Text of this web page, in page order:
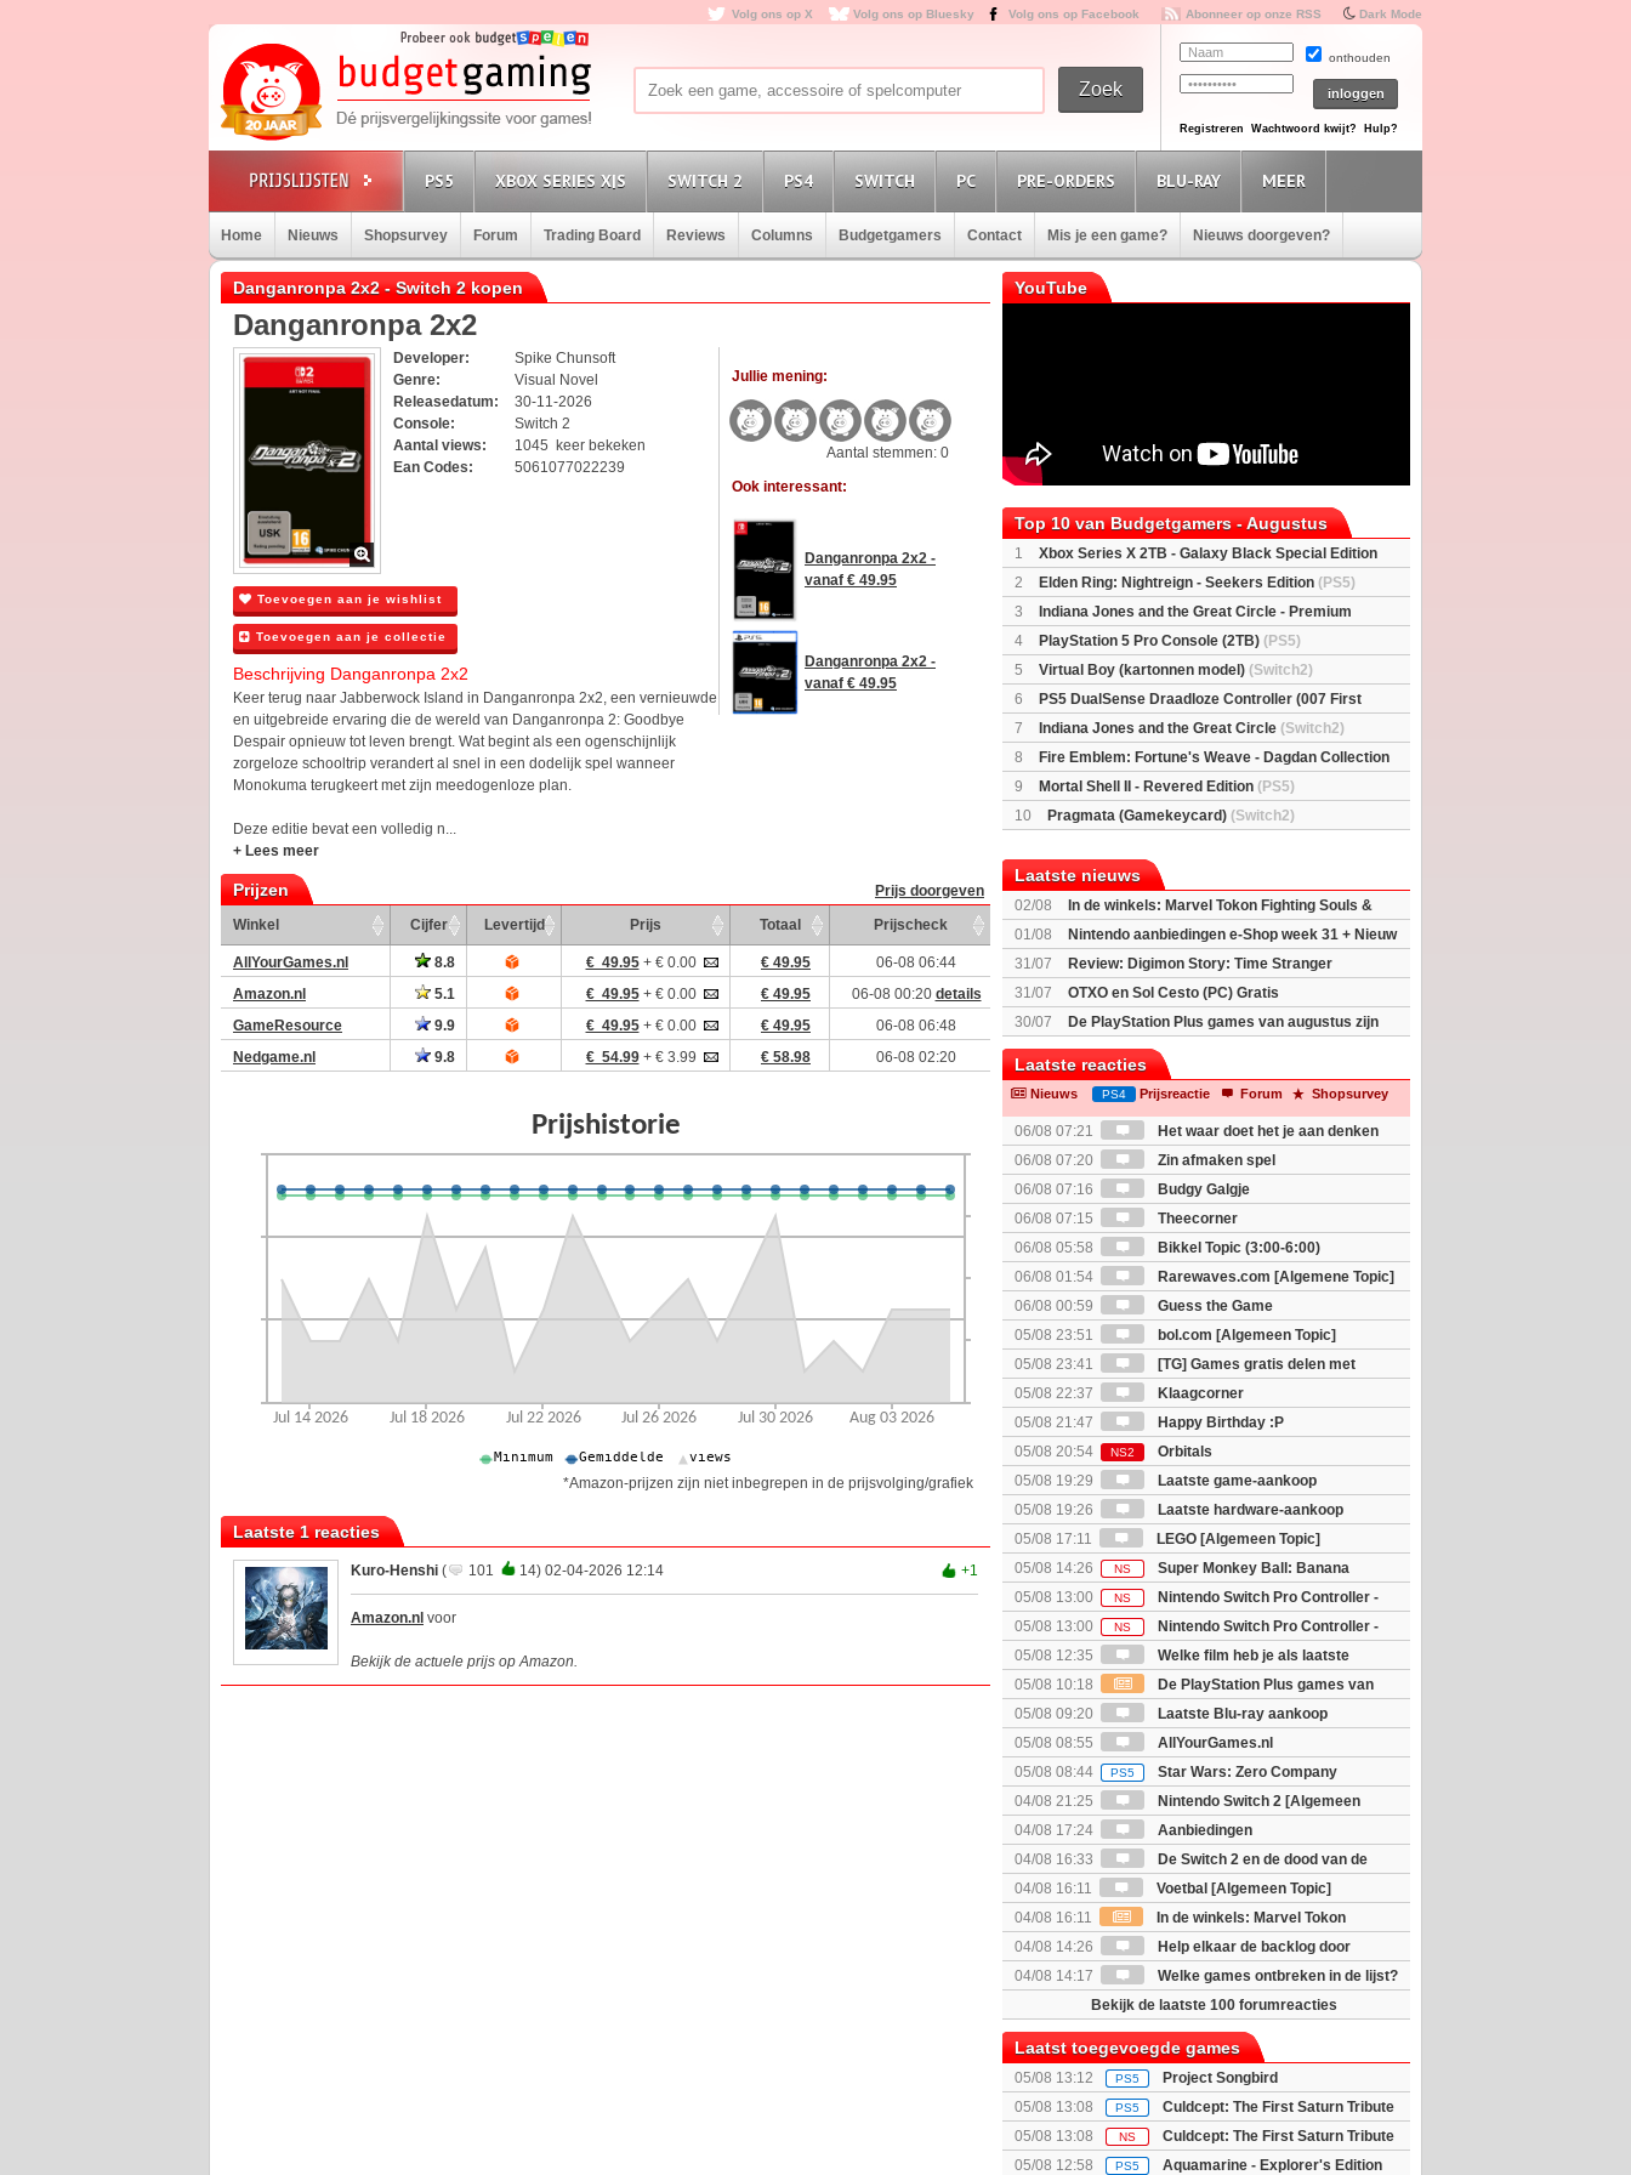
Volg ons op X Volg ons op Bluesky Volg ons op Facebook Abonneer op onze RSS Dark Mode
onthouden
Registreren Wachtwoord kwijt? Hulp?
PS5 XBOX SERIES X|S SWITCH 2 PS4 SWITCH PC PRE-ORDERS BLU-RAY MEER
Home Nieuws Shopsurvey Forum Trading Board Reviews Columns Budgetgamers Contact Mis je een game? Nieuws doorgeven?
Danganronpa 2x2 - Switch 2 kopen
Danganronpa 2x2
Developer:
Spike Chunsoft
Genre:
Visual Novel
Releasedatum:
30-11-2026
Console:
Switch 2
Aantal views:
1045 keer bekeken
Ean Codes:
5061077022239
Toevoegen aan je wishlist
Toevoegen aan je collectie
Beschrijving Danganronpa 2x2
Keer terug naar Jabberwock Island in Danganronpa 2x2, een vernieuwde
en uitgebreide ervaring die de wereld van Danganronpa 2: Goodbye
Despair opnieuw tot leven brengt. Wat begint als een ogenschijnlijk
zorgeloze schooltrip verandert al snel in een dodelijk spel wanneer
Monokuma terugkeert met zijn meedogenloze plan.
Deze editie bevat een volledig n...
+ Lees meer
Jullie mening:
Aantal stemmen: 0
Ook interessant:
Danganronpa 2x2 -
vanaf € 49.95
Danganronpa 2x2 -
vanaf € 49.95
Prijzen
Prijs doorgeven
Winkel
Cijfer Levertijd Prijs Totaal Prijscheck
AllYourGames.nl 8.8 € 49.95+ € 0.00 € 49.95
06-08 06:44
Amazon.nl
5.1 € 49.95+ € 0.00 € 49.95 06-08 00:20 details
GameResource
9.9 € 49.95+ € 0.00 € 49.95
06-08 06:48
Nedgame.nl
9.8 € 54.99+ € 3.99 € 58.98 06-08 02:20
*Amazon-prijzen zijn niet inbegrepen in de prijsvolging/grafiek
Laatste 1 reacties
Kuro-Henshi ( 101 14) 02-04-2026 12:14 +1
Amazon.nl voor
Bekijk de actuele prijs op Amazon.
YouTube
Top 10 van Budgetgamers - Augustus
1
Xbox Series X 2TB - Galaxy Black Special Edition
(XboxSeriesX)
2 Elden Ring: Nightreign - Seekers Edition (PS5)
3
Indiana Jones and the Great Circle - Premium
Edition(PS5)
4 PlayStation 5 Pro Console (2TB) (PS5)
5
Virtual Boy (kartonnen model) (Switch2)
6
PS5 DualSense Draadloze Controller (007 First
Light Limited Edition)(PS5)
7 Indiana Jones and the Great Circle (Switch2)
8
Fire Emblem: Fortune's Weave - Dagdan Collection
(Switch2)
9 Mortal Shell II - Revered Edition (PS5)
10
Pragmata (Gamekeycard) (Switch2)
Laatste nieuws
02/08
In de winkels: Marvel Tokon Fighting Souls &
Beast of Reincarnation
01/08
Nintendo aanbiedingen e-Shop week 31 + Nieuw
voor Switch 2
31/07
Review: Digimon Story: Time Stranger
31/07
OTXO en Sol Cesto (PC) Gratis
30/07
De PlayStation Plus games van augustus zijn
Laatste reacties
Nieuws PS4 Prijsreactie Forum Shopsurvey
06/08 07:21
Het waar doet het je aan denken
spel! (3 posts wachten!)
06/08 07:20
Zin afmaken spel
06/08 07:16
Budgy Galgje
06/08 07:15
Theecorner
06/08 05:58
Bikkel Topic (3:00-6:00)
06/08 01:54
Rarewaves.com [Algemene Topic]
06/08 00:59
Guess the Game
05/08 23:51
bol.com [Algemeen Topic]
05/08 23:41
[TG] Games gratis delen met
elkaar.
05/08 22:37
Klaagcorner
05/08 21:47
Happy Birthday :P
05/08 20:54
NS2
Orbitals
05/08 19:29
Laatste game-aankoop
05/08 19:26
Laatste hardware-aankoop
05/08 17:11
LEGO [Algemeen Topic]
05/08 14:26
NS
Super Monkey Ball: Banana
Rumble
05/08 13:00 NS
Nintendo Switch Pro Controller -
Splatoon 3 Edition
05/08 13:00 NS
Nintendo Switch Pro Controller -
Monster Hunter Rise Sunbreak Edition
05/08 12:35
Welke film heb je als laatste
gezien?
05/08 10:18
De PlayStation Plus games van
augustus zijn bekend
05/08 09:20
Laatste Blu-ray aankoop
05/08 08:55
AllYourGames.nl
05/08 08:44
PS5
Star Wars: Zero Company
04/08 21:25
Nintendo Switch 2 [Algemeen
Topic]
04/08 17:24
Aanbiedingen
04/08 16:33
De Switch 2 en de dood van de
'echte' fysieke game: Accepteren of boycotten?
04/08 16:11
Voetbal [Algemeen Topic]
04/08 16:11
In de winkels: Marvel Tokon
Fighting Souls & Beast of Reincarnation
04/08 14:26
Help elkaar de backlog door
04/08 14:17
Welke games ontbreken in de lijst?
Bekijk de laatste 100 forumreacties
Laatst toegevoegde games
05/08 13:12 PS5
Project Songbird
05/08 13:08
PS5
Culdcept: The First Saturn Tribute
- Cepter Edition
05/08 13:08 NS
Culdcept: The First Saturn Tribute
- Cepter Edition
05/08 12:58 PS5 Aquamarine - Explorer's Edition